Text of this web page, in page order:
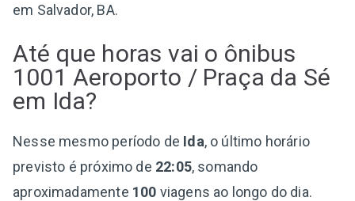
em Salvador, BA.
Até que horas vai o ônibus
1001 Aeroporto / Praça da Sé
em Ida?
Nesse mesmo período de Ida, o último horário
previsto é próximo de 22:05, somando
aproximadamente 100 viagens ao longo do dia.